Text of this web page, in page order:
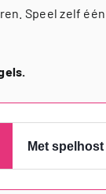
Speel zelf
Met spelhost